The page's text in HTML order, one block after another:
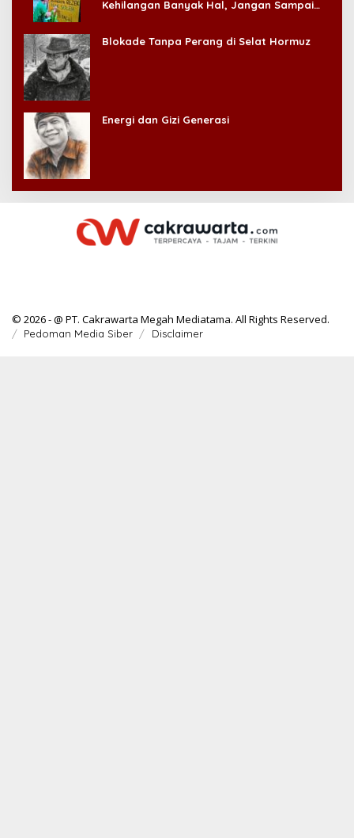
Kehilangan Banyak Hal, Jangan Sampai
Blokade Tanpa Perang di Selat Hormuz
Energi dan Gizi Generasi
© 2026 - @ PT. Cakrawarta Megah Mediatama. All Rights Reserved.
Pedoman Media Siber Disclaimer